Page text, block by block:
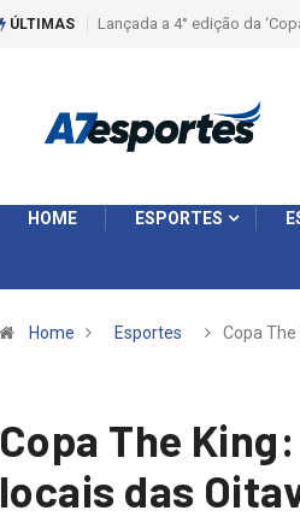
ÚLTIMAS Liga 2026: Equipes rompem
HOME ESPORTES
Home Esportes Copa The
Copa The
locais das